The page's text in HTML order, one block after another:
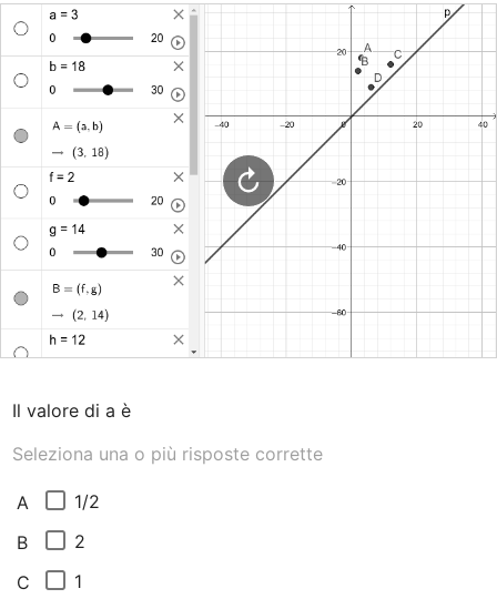
Il valore di a è
Seleziona una o più risposte corrette
A
1/2
B
2
C
1